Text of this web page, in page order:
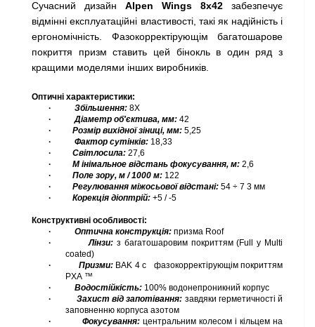
Сучасний дизайн Alpen Wings 8x42 забезпечує
відмінні експлуатаційні властивості, такі як надійність і
ергономічність. Фазокорректірующім багатошарове
покриття призм ставить цей бінокль в один ряд з
кращими моделями інших виробників.
Оптичні характеристики:
·
Збільшення: 8Х
·
Діаметр об'єктива, мм: 42
·
Розмір вихідної зіниці, мм: 5,25
·
Фактор сутінків: 18,33
·
Світлосила: 27,6
·
Мінімальное відстань фокусування, м: 2,6
·
Поле зору, м / 1000 м: 122
·
Регулювання міжосьовоївідстані: 54 ÷ 7 3 мм
·
Корекція діоптрій: +5 / -5
Конструктивні особливості:
·
Оптична конструкція: призма Roof
·
Лінзи: з багатошаровим покриттям (Full y Multi
coated)
·
Призми: BAK 4 c
фазокорректірующім покриттям
PXA ™
·
Водостійкість: 100% водонепроникний корпус
·
Захист відзапотівання: завдяки герметичності й
заповненню корпуса азотом
·
Фокусування: центральним колесом і кільцем на